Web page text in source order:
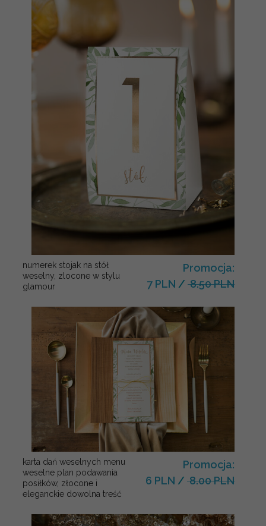
numerek stojak na stół
weselny, zlocone w stylu
glamour
Promocja:
7 PLN / 8.50 PLN
karta dań weselnych menu
weselne plan podawania
posiłków, złocone i
eleganckie dowolna treść
Promocja:
6 PLN / 8.00 PLN